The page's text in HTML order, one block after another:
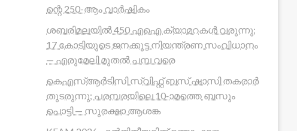
ന്റെ 250-ആം വാർഷികം
ശബരിമലയിൽ 450 എഐ ക്യാമറകൾ വരുന്നു;
17 കോടിയുടെ ജനക്കൂട്ട നിയന്ത്രണ സംവിധാനം
— എരുമേലി മുതൽ പമ്പ വരെ
കെഎസ്ആർടിസി സ്വിഫ്റ്റ് ബസ് ഷാസി തകരാർ
തുടരുന്നു; പരമ്പരയിലെ 10-ാമത്തെ ബസും
പൊട്ടി — സുരക്ഷാ ആശങ്ക